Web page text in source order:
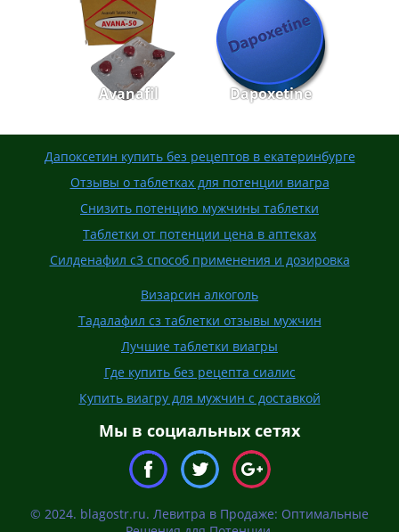
Avanafil Dapoxetine
Дапоксетин купить без рецептов в екатеринбурге
Отзывы о таблетках для потенции виагра
Снизить потенцию мужчины таблетки
Таблетки от потенции цена в аптеках
Силденафил с3 способ применения и дозировка
Визарсин алкоголь
Тадалафил сз таблетки отзывы мужчин
Лучшие таблетки виагры
Где купить без рецепта сиалис
Купить виагру для мужчин с доставкой
Мы в социальных сетях
© 2024. blagostr.ru. Левитра в Продаже: Оптимальные